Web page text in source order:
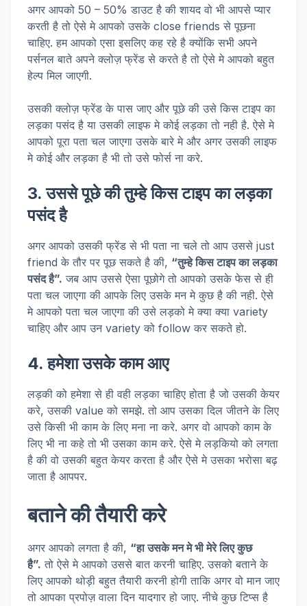
अगर आपको 50 – 50% डाउट है की शायद वो भी आपसे प्यार
करती है तो ऐसे मे आपको उसके close friends से पूछना
चाहिए. हम आपको एसा इसलिए कह रहे है क्योंकि सभी अपने
पर्सनल बाते अपने क्लोज़ फ्रेंड से करते है तो ऐसे मे आपको बहुत
हेल्प मिल जाएगी.
उसकी क्लोज़ फ्रेंड के पास जाए और पूछे की उसे किस टाइप का
लड़का पसंद है या उसकी लाइफ मे कोई लड़का तो नही है. ऐसे मे
आपको पूरा पता चल जाएगा उसके बारे मे और अगर उसकी लाइफ
मे कोई और लड़का है भी तो उसे फोर्स ना करे.
3. उससे पूछे की तुम्हे किस टाइप का लड़का
पसंद है
अगर आपको उसकी फ्रेंड से भी पता ना चले तो आप उससे just
friend के तौर पर पूछ सकते है की, “तुम्हे किस टाइप का लड़का
पसंद है”. जब आप उससे ऐसा पूछोगे तो आपको उसके फेस से ही
पता चल जाएगा की आपके लिए उसके मन मे कुछ है की नही. ऐसे
मे आपको पता चल जाएगा की उसे लड़को मे क्या क्या variety
चाहिए और आप उन variety को follow कर सकते हो.
4. हमेशा उसके काम आए
लड़की को हमेशा से ही वही लड़का चाहिए होता है जो उसकी केयर
करे, उसकी value को समझे. तो आप उसका दिल जीतने के लिए
उसे किसी भी काम के लिए मना ना करे. अगर वो आपको काम के
लिए भी ना कहे तो भी उसका काम करे. ऐसे मे लड़कियो को लगता
है की वो उसकी बहुत केयर करता है और ऐसे मे उसका भरोसा बढ़
जाता है आपपर.
बताने की तैयारी करे
अगर आपको लगता है की, “हा उसके मन मे भी मेरे लिए कुछ
है”. तो ऐसे मे आपको उससे बात करनी चाहिए. उसको बताने के
लिए आपको थोड़ी बहुत तैयारी करनी होगी ताकि अगर वो मान जाए
तो आपका प्रपोज़ वाला दिन यादगार हो जाए. नीचे कुछ टिप्स है